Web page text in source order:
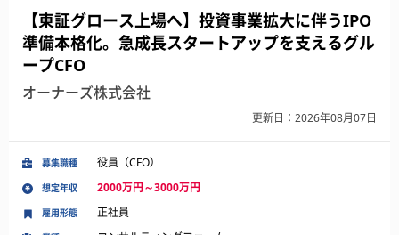
【東証グロース上場へ】投資事業拡大に伴うIPO
準備本格化。急成長スタートアップを支えるグル
ープCFO
オーナーズ株式会社
更新日：2026年08月07日
募集職種 役員（CFO）
想定年収 2000万円～3000万円
雇用形態 正社員